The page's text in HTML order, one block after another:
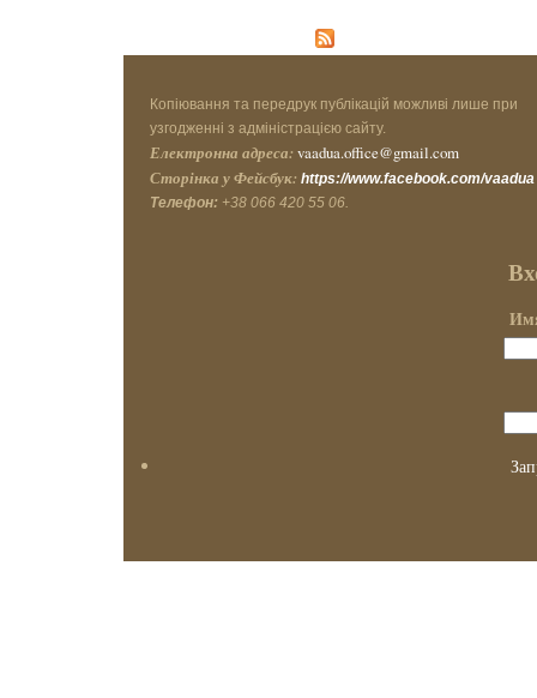
Копіювання та передрук публікацій можливі лише при
узгодженні з адміністрацією сайту.
Електронна адреса: vaadua.office@gmail.com
Сторінка у Фейсбук: https://www.facebook.com/vaadua
Телефон: +38 066 420 55 06.